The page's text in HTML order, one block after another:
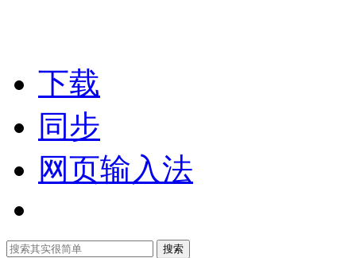
下载
同步
网页输入法
搜索